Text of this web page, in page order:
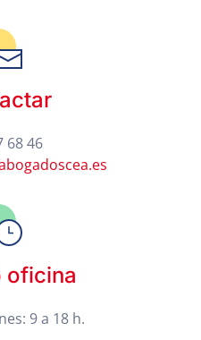
68 46
oficina
9 a 18 h.